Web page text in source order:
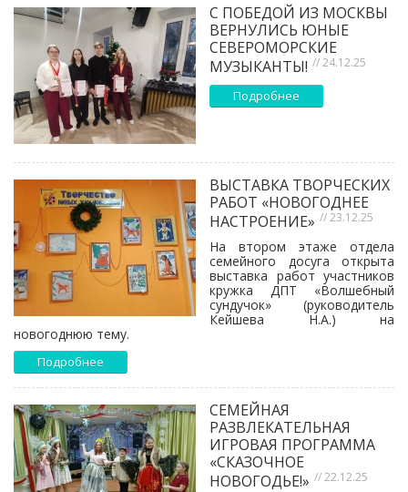
С ПОБЕДОЙ ИЗ МОСКВЫ
ВЕРНУЛИСЬ ЮНЫЕ
СЕВЕРОМОРСКИЕ
МУЗЫКАНТЫ! // 24.12.25
Подробнее
ВЫСТАВКА ТВОРЧЕСКИХ
РАБОТ «НОВОГОДНЕЕ
НАСТРОЕНИЕ» // 23.12.25
На втором этаже отдела
семейного досуга открыта
выставка работ участников
кружка ДПТ «Волшебный
сундучок» (руководитель
Кейшева Н.А.) на
новогоднюю тему.
Подробнее
СЕМЕЙНАЯ
РАЗВЛЕКАТЕЛЬНАЯ
ИГРОВАЯ ПРОГРАММА
«СКАЗОЧНОЕ
НОВОГОДЬЕ!» // 22.12.25